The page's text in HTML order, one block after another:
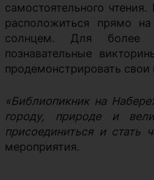
самостоятельного
расположиться прямо
солнцем. Для более
познавательные
продемонстрировать свои
«Библиопикник на
городу, природе и
присоединиться и стать
мероприятия.